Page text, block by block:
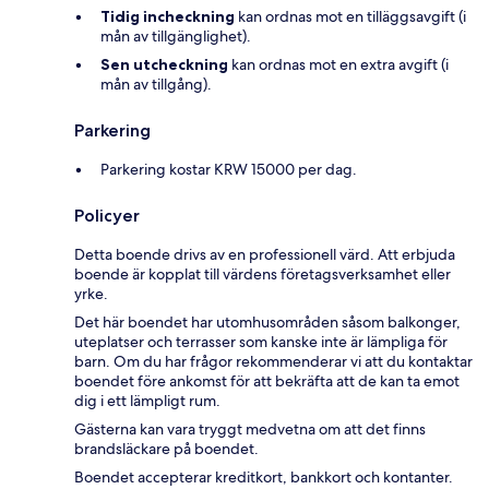
Tidig incheckning kan ordnas mot en tilläggsavgift (i
mån av tillgänglighet).
Sen utcheckning kan ordnas mot en extra avgift (i
mån av tillgång).
Parkering
Parkering kostar KRW 15000 per dag.
Policyer
Detta boende drivs av en professionell värd. Att erbjuda
boende är kopplat till värdens företagsverksamhet eller
yrke.
Det här boendet har utomhusområden såsom balkonger,
uteplatser och terrasser som kanske inte är lämpliga för
barn. Om du har frågor rekommenderar vi att du kontaktar
boendet före ankomst för att bekräfta att de kan ta emot
dig i ett lämpligt rum.
Gästerna kan vara tryggt medvetna om att det finns
brandsläckare på boendet.
Boendet accepterar kreditkort, bankkort och kontanter.